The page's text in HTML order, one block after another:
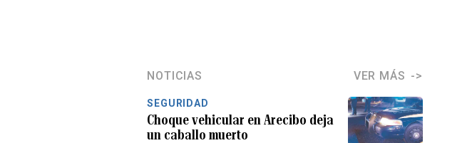
NOTICIAS VER MÁS
SEGURIDAD
Choque vehicular en Arecibo deja
un caballo muerto